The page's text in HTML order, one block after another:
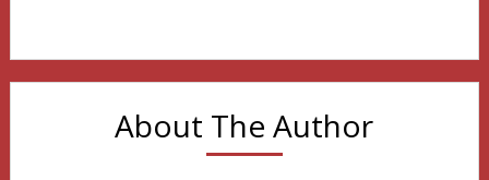
About The Author